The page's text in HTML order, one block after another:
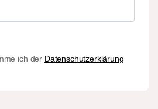
ich der Datenschutzerklärung